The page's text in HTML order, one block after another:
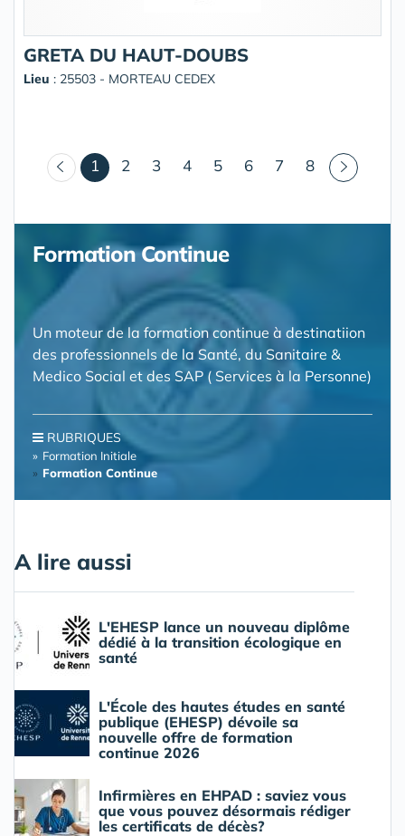
GRETA DU HAUT-DOUBS
Lieu : 25503 - MORTEAU CEDEX
1 (courant)
2 3 4 5 6 7 8
Formation Continue
Un moteur de la formation continue à destinatiion
des professionnels de la Santé, du Sanitaire &
Medico Social et des SAP ( Services à la Personne)
RUBRIQUES
Formation Initiale
Formation Continue
A lire aussi
L'EHESP lance un nouveau diplôme
dédié à la transition écologique en
santé
L'École des hautes études en santé
publique (EHESP) dévoile sa
nouvelle offre de formation
continue 2026
Infirmières en EHPAD : saviez vous
que vous pouvez désormais rédiger
les certificats de décès?